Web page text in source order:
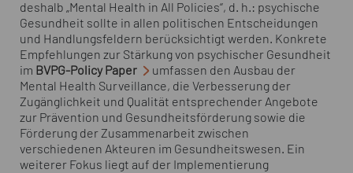
deshalb „Mental Health in All Policies“, d. h.: psychische
Gesundheit sollte in allen politischen Entscheidungen
und Handlungsfeldern berücksichtigt werden. Konkrete
Empfehlungen zur Stärkung von psychischer Gesundheit
im BVPG-Policy Paper
umfassen den Ausbau der
Mental Health Surveillance, die Verbesserung der
Zugänglichkeit und Qualität entsprechender Angebote
zur Prävention und Gesundheitsförderung sowie die
Förderung der Zusammenarbeit zwischen
verschiedenen Akteuren im Gesundheitswesen. Ein
weiterer Fokus liegt auf der Implementierung